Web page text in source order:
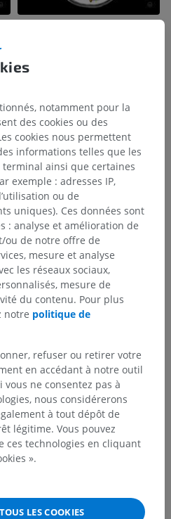
notamment pour la
des cookies ou des
cookies nous permettent
informations telles que les
ainsi que certaines
exemple : adresses IP,
ou de
uniques). Ces données sont
: analyse et amélioration de
ou de notre offre de
mesure et analyse
les réseaux sociaux,
mesure de
du contenu. Pour plus
notre politique de
refuser ou retirer votre
en accédant à notre outil
vous ne consentez pas à
nous considérerons
à tout dépôt de
légitime. Vous pouvez
ces technologies en cliquant
».
LES COOKIES